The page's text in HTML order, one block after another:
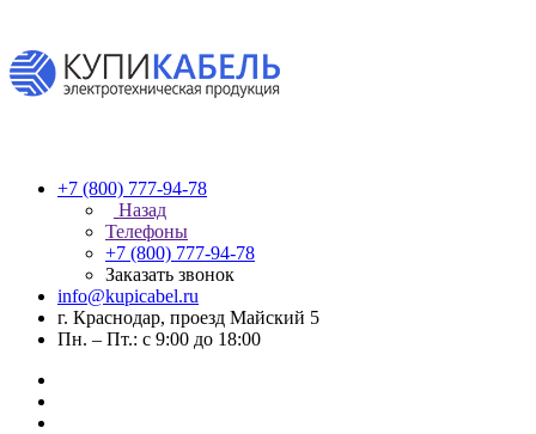
+7 (800) 777-94-78
Назад
Телефоны
+7 (800) 777-94-78
Заказать звонок
info@kupicabel.ru
г. Краснодар, проезд Майский 5
Пн. – Пт.: с 9:00 до 18:00